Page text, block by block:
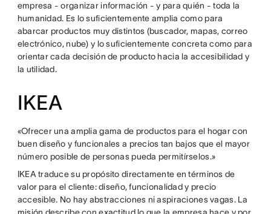
empresa - organizar información - y para quién - toda la
humanidad. Es lo suficientemente amplia como para
abarcar productos muy distintos (buscador, mapas, correo
electrónico, nube) y lo suficientemente concreta como para
orientar cada decisión de producto hacia la accesibilidad y
la utilidad.
IKEA
«Ofrecer una amplia gama de productos para el hogar con
buen diseño y funcionales a precios tan bajos que el mayor
número posible de personas pueda permitírselos.»
IKEA traduce su propósito directamente en términos de
valor para el cliente: diseño, funcionalidad y precio
accesible. No hay abstracciones ni aspiraciones vagas. La